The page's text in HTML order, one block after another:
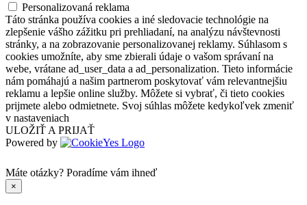
Personalizovaná reklama
Táto stránka používa cookies a iné sledovacie technológie na
zlepšenie vášho zážitku pri prehliadaní, na analýzu návštevnosti
stránky, a na zobrazovanie personalizovanej reklamy. Súhlasom s
cookies umožníte, aby sme zbierali údaje o vašom správaní na
webe, vrátane ad_user_data a ad_personalization. Tieto informácie
nám pomáhajú a našim partnerom poskytovať vám relevantnejšiu
reklamu a lepšie online služby. Môžete si vybrať, či tieto cookies
prijmete alebo odmietnete. Svoj súhlas môžete kedykoľvek zmeniť
v nastaveniach
ULOŽIŤ A PRIJAŤ
Powered by
Máte otázky? Poradíme vám ihneď
×